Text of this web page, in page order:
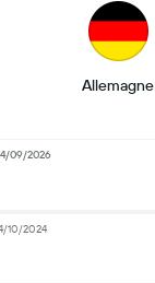
Allemagne
09/2026
10/2024